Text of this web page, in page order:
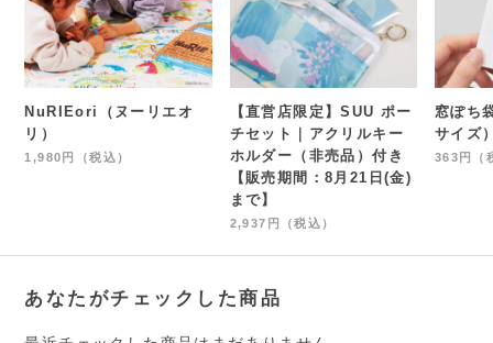
NuRIEori（ヌーリエオ
リ）
1,980円（税込）
【直営店限定】SUU ポー
チセット｜アクリルキー
ホルダー（非売品）付き
【販売期間：8月21日(金)
まで】
2,937円（税込）
窓ぽち
サイズ
363円（
あなたがチェックした商品